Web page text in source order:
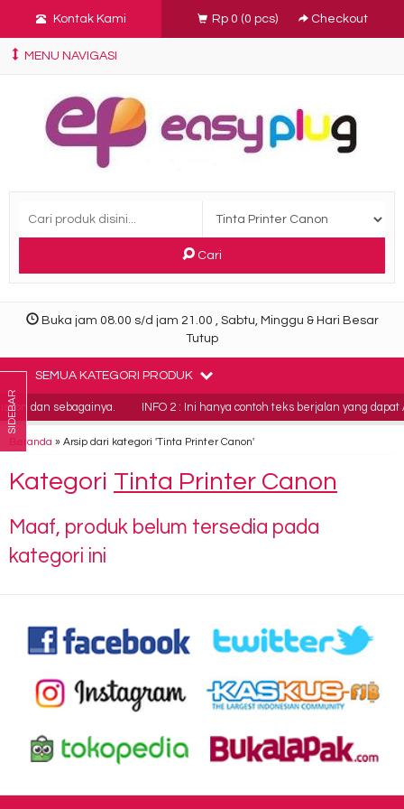
Kontak Kami Rp 0 (0 pcs) Checkout
MENU NAVIGASI
Cari
Buka jam 08.00 s/d jam 21.00 , Sabtu, Minggu & Hari Besar
Tutup
SEMUA KATEGORI PRODUK
dan sebagainya. INFO 2 : Ini hanya contoh teks berjalan yang
Beranda » Arsip dari kategori 'Tinta Printer Canon'
Kategori Tinta Printer Canon
Maaf, produk belum tersedia pada
kategori ini
SIDEBAR